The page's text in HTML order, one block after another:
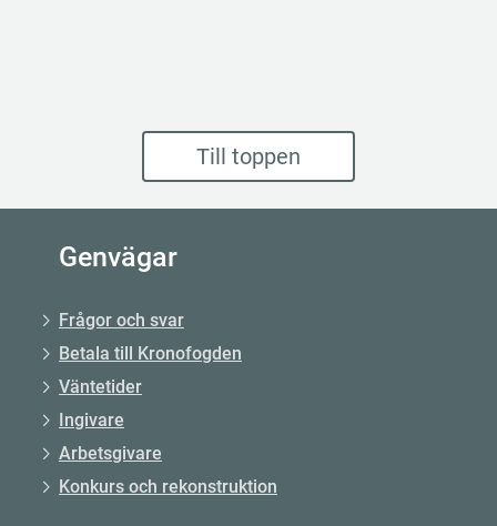
Till toppen
Genvägar
Frågor och svar
Betala till Kronofogden
Väntetider
Ingivare
Arbetsgivare
Konkurs och rekonstruktion